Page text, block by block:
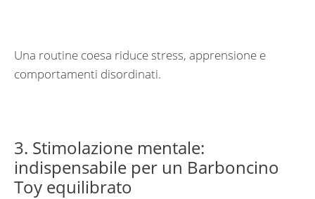
Una routine coesa riduce stress, apprensione e
comportamenti disordinati.
3. Stimolazione mentale:
indispensabile per un Barboncino
Toy equilibrato